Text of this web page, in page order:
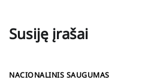
Susiję įrašai
NACIONALINIS SAUGUMAS